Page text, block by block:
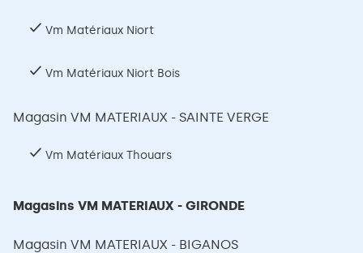
Vm Matériaux Niort
Vm Matériaux Niort Bois
Magasin VM MATERIAUX - SAINTE VERGE
Vm Matériaux Thouars
Magasins VM MATERIAUX - GIRONDE
Magasin VM MATERIAUX - BIGANOS